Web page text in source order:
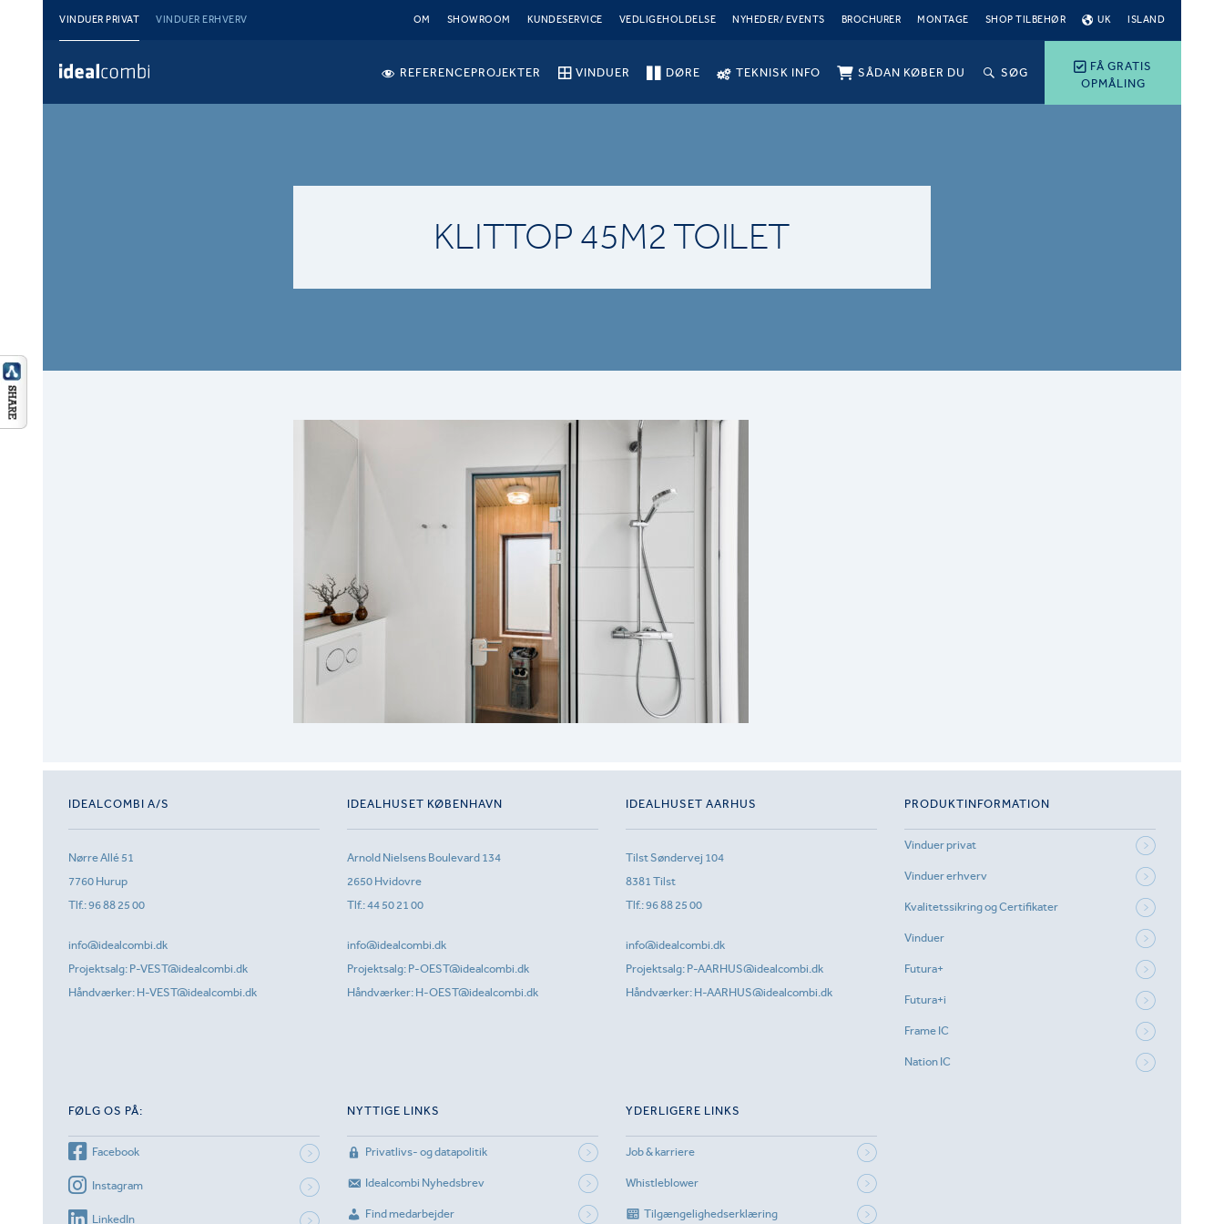
VINDUER PRIVAT VINDUER ERHVERV OM SHOWROOM KUNDESERVICE VEDLIGEHOLDELSE NYHEDER/ EVENTS BROCHURER MONTAGE SHOP TILBEHØR UK ISLAND
FÅ GRATIS
OPMÅLING
REFERENCEPROJEKTER VINDUER DØRE TEKNISK INFO SÅDAN KØBER DU SØG
KLITTOP 45M2 TOILET
IDEALCOMBI A/S
Nørre Allé 51
7760 Hurup
Tlf.:96 88 25 00
info@idealcombi.dk
Projektsalg: P-VEST@idealcombi.dk
Håndværker: H-VEST@idealcombi.dk
IDEALHUSET KØBENHAVN
Arnold Nielsens Boulevard 134
2650 Hvidovre
Tlf.:44 50 21 00
info@idealcombi.dk
Projektsalg: P-OEST@idealcombi.dk
Håndværker: H-OEST@idealcombi.dk
IDEALHUSET AARHUS
Tilst Søndervej 104
8381 Tilst
Tlf.:96 88 25 00
info@idealcombi.dk
Projektsalg: P-AARHUS@idealcombi.dk
Håndværker: H-AARHUS@idealcombi.dk
PRODUKTINFORMATION
Vinduer privat
Vinduer erhverv
Kvalitetssikring og Certifikater
Vinduer
Futura+
Futura+i
Frame IC
Nation IC
FØLG OS PÅ:
Facebook
Instagram
LinkedIn
NYTTIGE LINKS
Privatlivs- og datapolitik
Idealcombi Nyhedsbrev
Find medarbejder
YDERLIGERE LINKS
Job & karriere
Whistleblower
Tilgængelighedserklæring